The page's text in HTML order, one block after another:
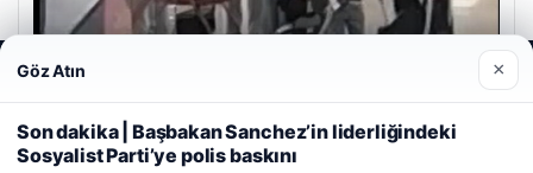
2 Yaşındaki Bebeğin Hayatını Kurtaran Havalimanı
Personeline Ödül
Web sitemizi nasıl kullandığınızı daha iyi anlayabilmek,
deneyiminizi kişiselleştirmek ve geliştirmek amacıyla çerezler
kullanıyoruz. Çerez Politikamız
Reddet Kabul Et
Göz Atın ×
Son dakika | Başbakan Sanchez’in liderliğindeki
Sosyalist Parti’ye polis baskını